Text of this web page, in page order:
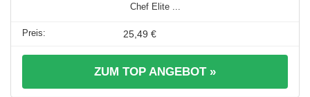
Chef Elite ...
25,49 €
ZUM TOP ANGEBOT »